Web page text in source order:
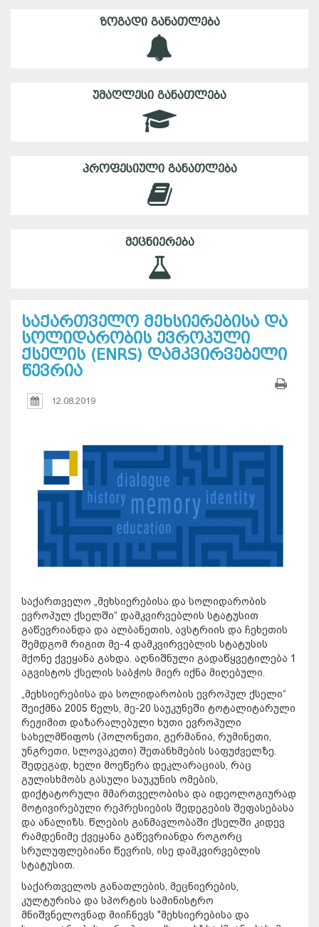
ᲖᲝᲒᲐᲓᲘ ᲒᲐᲜᲐᲗᲚᲔᲑᲐ
ᲣᲛᲐᲦᲚᲔᲡᲘ ᲒᲐᲜᲐᲗᲚᲔᲑᲐ
ᲞᲠᲝᲤᲔᲡᲘᲣᲚᲘ ᲒᲐᲜᲐᲗᲚᲔᲑᲐ
ᲛᲔᲪᲜᲘᲔᲠᲔᲑᲐ
საქართველო მეხსიერებისა და
სოლიდარობის ევროპული
ქსელის (ENRS) დამკვირვებელი
წევრია
12.08.2019
საქართველო „მეხსიერებისა და სოლიდარობის
ევროპულ ქსელში“ დამკვირვებლის სტატუსით
გაწევრიანდა და ალბანეთის, ავსტრიის და ჩეხეთის
შემდგომ რიგით მე-4 დამკვირვებლის სტატუსის
მქონე ქვეყანა გახდა. აღნიშნული გადაწყვეტილება 1
აგვისტოს ქსელის საბჭოს მიერ იქნა მიღებული.
„მეხსიერებისა და სოლიდარობის ევროპულ ქსელი“
შეიქმნა 2005 წელს, მე-20 საუკუნეში ტოტალიტარული
რეჟიმით დაზარალებული ხუთი ევროპული
სახელმწიფოს (პოლონეთი, გერმანია, რუმინეთი,
უნგრეთი, სლოვაკეთი) შეთანხმების საფუძველზე.
შედეგად, ხელი მოეწერა დეკლარაციას, რაც
გულისხმობს გასული საუკუნის ომების,
დიქტატორული მმართველობისა და იდეოლოგიურად
მოტივირებული რეპრესიების შედეგების შეფასებასა
და ანალიზს. წლების განმავლობაში ქსელში კიდევ
რამდენიმე ქვეყანა გაწევრიანდა როგორც
სრულუფლებიანი წევრის, ისე დამკვირვებლის
სტატუსით.
საქართველოს განათლების, მეცნიერების,
კულტურისა და სპორტის სამინისტრო
მნიშვნელოვნად მიიჩნევს "მეხსიერებისა და